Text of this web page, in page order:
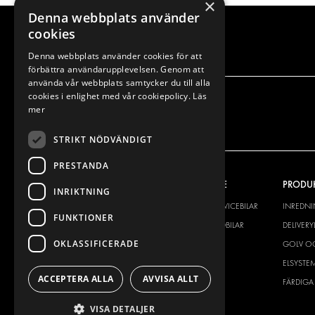
VÅRT ERBJUDANDE
INREDNING FÖR SERVICEBILAR
INREDNING FÖR BUDBILAR
STÖLDSKYDD
GOLV
FÄRDIGA
×
Denna webbplats använder
cookies
Denna webbplats använder cookies för att
förbättra användarupplevelsen. Genom att
använda vår webbplats samtycker du till alla
cookies i enlighet med vår cookiepolicy. Läs
mer
STRIKT NÖDVÄNDIGT
PRESTANDA
INRIKTNING
FUNKTIONER
OKLASSIFICERADE
ACCEPTERA ALLA AVVISA ALLT
VISA DETALJER